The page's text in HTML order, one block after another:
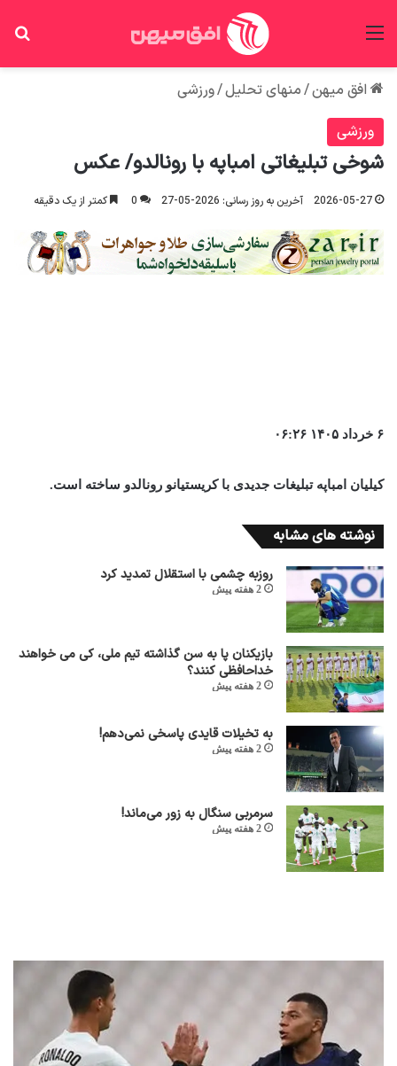
افق میهن/منهای تحلیل/ورزشی
ورزشی
شوخی تبلیغاتی امباپه با رونالدو/ عکس
2026-05-27 آخرین به روز رسانی: 2026-05-27 0 کمتر از یک دقیقه
۶ خرداد ۱۴۰۵ ۰۶:۲۶
کیلیان امباپه تبلیغات جدیدی با کریستیانو رونالدو ساخته است.
نوشته های مشابه
روزبه چشمی با استقلال تمدید کرد
2 هفته پیش
بازیکنان پا به سن گذاشته تیم ملی، کی می خواهند
خداحافظی کنند؟
2 هفته پیش
به تخیلات قایدی پاسخی نمی‌دهم!
2 هفته پیش
سرمربی سنگال به زور می‌ماند!
2 هفته پیش